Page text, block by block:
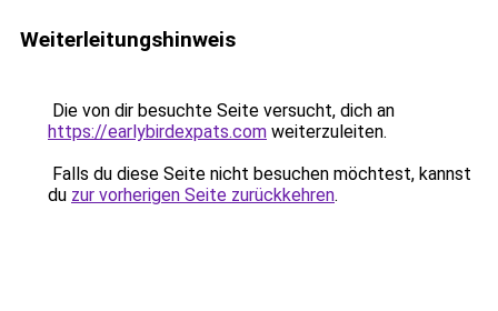
Weiterleitungshinweis
Die von dir besuchte Seite versucht, dich an
https://earlybirdexpats.com weiterzuleiten.
Falls du diese Seite nicht besuchen möchtest, kannst
du zur vorherigen Seite zurückkehren.